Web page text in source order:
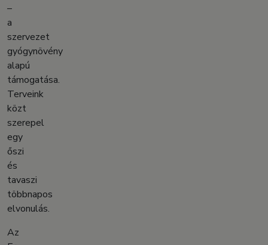
–
a
szervezet
gyógynövény
alapú
támogatása.
Terveink
közt
szerepel
egy
őszi
és
tavaszi
többnapos
elvonulás.
Az